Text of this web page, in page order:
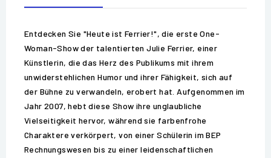
Entdecken Sie "Heute ist Ferrier!", die erste One-
Woman-Show der talentierten Julie Ferrier, einer
Künstlerin, die das Herz des Publikums mit ihrem
unwiderstehlichen Humor und ihrer Fähigkeit, sich auf
der Bühne zu verwandeln, erobert hat. Aufgenommen im
Jahr 2007, hebt diese Show ihre unglaubliche
Vielseitigkeit hervor, während sie farbenfrohe
Charaktere verkörpert, von einer Schülerin im BEP
Rechnungswesen bis zu einer leidenschaftlichen